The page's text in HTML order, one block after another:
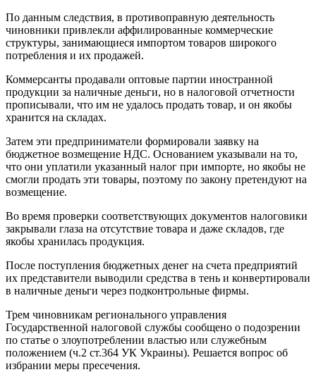
По данным следствия, в противоправную деятельность
чиновники привлекли аффилированные коммерческие
структуры, занимающиеся импортом товаров широкого
потребления и их продажей.
Коммерсанты продавали оптовые партии иностранной
продукции за наличные деньги, но в налоговой отчетности
прописывали, что им не удалось продать товар, и он якобы
хранится на складах.
Затем эти предприниматели формировали заявку на
бюджетное возмещение НДС. Основанием указывали на то,
что они уплатили указанный налог при импорте, но якобы не
смогли продать эти товары, поэтому по закону претендуют на
возмещение.
Во время проверки соответствующих документов налоговики
закрывали глаза на отсутствие товара и даже складов, где
якобы хранилась продукция.
После поступления бюджетных денег на счета предприятий
их представители выводили средства в тень и конвертировали
в наличные деньги через подконтрольные фирмы.
Трем чиновникам регионального управления
Государственной налоговой службы сообщено о подозрении
по статье о злоупотреблении властью или служебным
положением (ч.2 ст.364 УК Украины). Решается вопрос об
избрании меры пресечения.